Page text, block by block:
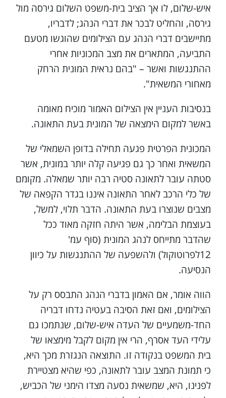
איש-שלום, לו אך הציב בית-משפט השלום גירסה מול
גירסה, והחליט לבכר את דברי הנהג; לדבריו,
מתיישבים דברי הנהג עם הצילומים שהוגשו מטעם
התביעה, המתארים את מצב המכוניות אחרי
ההתנגשות ואשר – "בהם נראית המונית הרחק
מאחורי המשאית".
בנסיבות העניין אין הצילום האמור מוכיח מאומה
באשר למקום הימצאה של המונית בעת התאונה.
המכונית הפרטית פגעה תחילה בדופן השמאלי של
המשאית ואחר כך גם פגיעה קלה יותר במונית, אשר
סטתה עובר לתאונה סטיה רבה יותר שמאלה. מקומם
של כלי הרכב לאחר התאונה איננו בגדר הקפאה של
מצבים שנוצרו בעת התאונה. הדבר תלוי, למשל,
בעוצמת הבלימה, אשר היתה חזקה מאוד ככל
שהדבר מתייחס לנהג המונית (סוף עמ'
12לפרוטוקול) ולהשפעה של ההתנגשות על כיוון
הנסיעה.
הווה אומר, אם האמון בדברי הנהג התבסס רק על
הצילומים, ואם זאת הסיבה בעטיה נדחו דבריה
החד-משמעיים של העדה איש-שלום, שנתמכו גם
על­ידי העד אסרף, הרי אין מקום לקבל מימצאו של
בית המשפט בנקודה זו. התוצאה הנגזרת מכך היא,
כי תמונת המצב עובר לתאונה, כפי שהיא מצטיירת
לפנינו, היא, שמשאית נסעה מצדו הימני של הכביש,